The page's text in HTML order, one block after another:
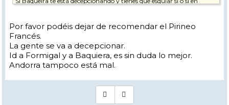
tiempo.
Por favor podéis dejar de recomendar el Pirineo
Francés.
La gente se va a decepcionar.
Id a Formigal y a Baquiera, es sin duda lo mejor.
Andorra tampoco está mal.